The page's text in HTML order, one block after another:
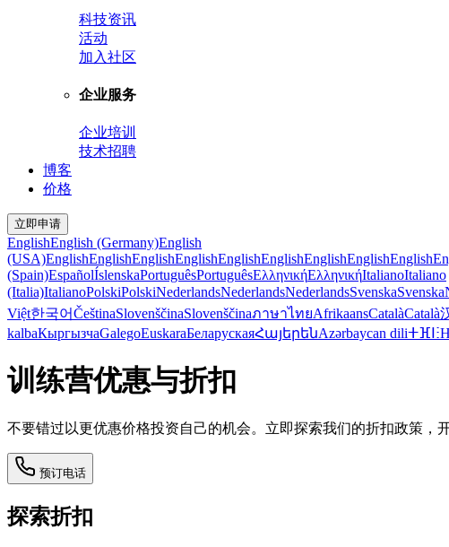
科技资讯
活动
加入社区
企业服务
企业培训
技术招聘
博客
价格
立即申请
EnglishEnglish (Germany)English
(USA)EnglishEnglishEnglishEnglishEnglishEnglishEnglishEnglishEnglish
(Spain)EspañolÍslenskaPortuguêsPortuguêsΕλληνικήΕλληνικήItalianoItaliano
(Italia)ItalianoPolskiPolskiNederlandsNederlandsNederlandsSvenskaSvenska
Việt한국어ČeštinaSlovenščinaSlovenščinaภาษาไทยAfrikaansCatalàCatalà
kalbaКыргызчаGalegoEuskaraБеларускаяՀայերենAzərbaycan diliⵜⴼⵏⵗ
训练营优惠与折扣
不要错过以更优惠价格投资自己的机会。立即探索我们的折扣政策，
预订电话
探索折扣